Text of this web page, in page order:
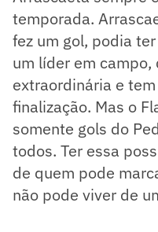
temporada.
fez um gol, podia
um líder em
extraordinária e
finalização. Mas o
somente gols do
todos. Ter essa
de quem pode
não pode viver de